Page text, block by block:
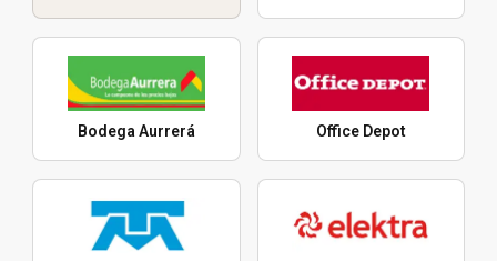
Bodega Aurrerá Office Depot